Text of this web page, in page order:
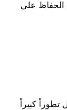
نطاق عالمي، 24/7، مع الحفاظ على
تطوراً كبيراً